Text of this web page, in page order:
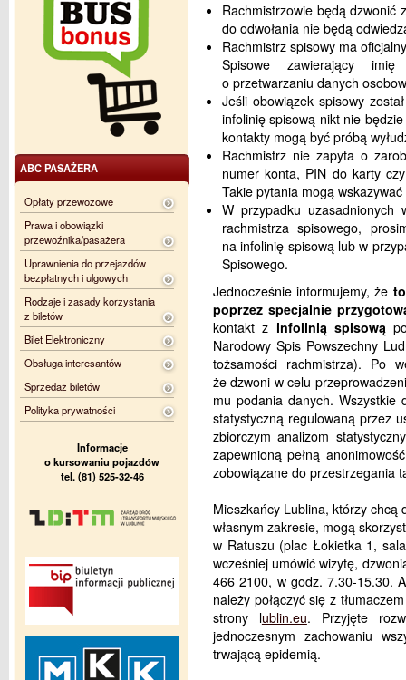
Rachmistrzowie będą dzwonić
do odwołania nie będą
Rachmistrz spisowy ma
Spisowe zawierający
o przetwarzaniu danych
Jeśli obowiązek spisowy
infolinię spisową nikt nie
kontakty mogą być próbą
Rachmistrz nie zapyta o
numer konta, PIN do karty
Takie pytania mogą
W przypadku uzasadnionych
rachmistrza spisowego,
na infolinię spisową lub w
Spisowego.
Jednocześnie informujemy, że
poprzez specjalnie
kontakt z infolinią spisową
Narodowy Spis Powszechny
tożsamości rachmistrza). Po
że dzwoni w celu
mu podania danych. Wszystkie
statystyczną regulowaną przez
zbiorczym analizom
zapewnioną pełną
zobowiązane do przestrzegania
Mieszkańcy Lublina, którzy
własnym zakresie, mogą
w Ratuszu (plac Łokietka 1,
wcześniej umówić wizytę,
466 2100, w godz. 7.30-15.30.
należy połączyć się z
strony lublin.eu. Przyjęte
jednoczesnym zachowaniu
trwającą epidemią.
ABC PASAŻERA
Opłaty przewozowe
Prawa i obowiązki
przewoźnika/pasażera
Uprawnienia do przejazdów
bezpłatnych i ulgowych
Rodzaje i zasady korzystania
z biletów
Bilet Elektroniczny
Obsługa interesantów
Sprzedaż biletów
Polityka prywatności
Informacje
o kursowaniu pojazdów
tel. (81) 525-32-46